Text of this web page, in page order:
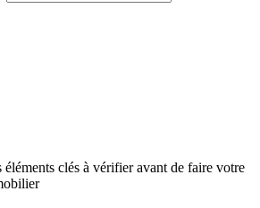
éléments clés à vérifier avant de faire votre